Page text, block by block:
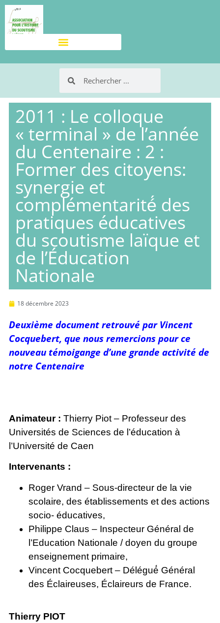
2011 : Le colloque
« terminal » de l’année
du Centenaire : 2 :
Former des citoyens:
synergie et
complémentarité́ des
pratiques éducatives
du scoutisme laïque et
de l’Éducation
Nationale
18 décembre 2023
Deuxième document retrouvé par Vincent
Cocquebert, que nous remercions pour ce
nouveau témoigange d’une grande activité de
notre Centenaire
Animateur : Thierry Piot – Professeur des
Universités de Sciences de l’éducation à
l’Université de Caen
Intervenants :
Roger Vrand – Sous-directeur de la vie
scolaire, des établissements et des actions
socio- éducatives,
Philippe Claus – Inspecteur Général de
l’Education Nationale / doyen du groupe
enseignement primaire,
Vincent Cocquebert – Délégué́ Général
des Éclaireuses, Éclaireurs de France.
Thierry PIOT